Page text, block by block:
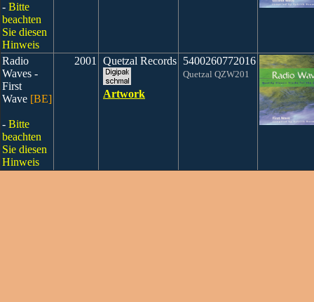
- Bitte
beachten
Sie diesen
Hinweis
Radio
Waves -
First
Wave [BE]
- Bitte
beachten
Sie diesen
Hinweis
2001 Quetzal Records
Artwork
5400260772016
Quetzal QZW201